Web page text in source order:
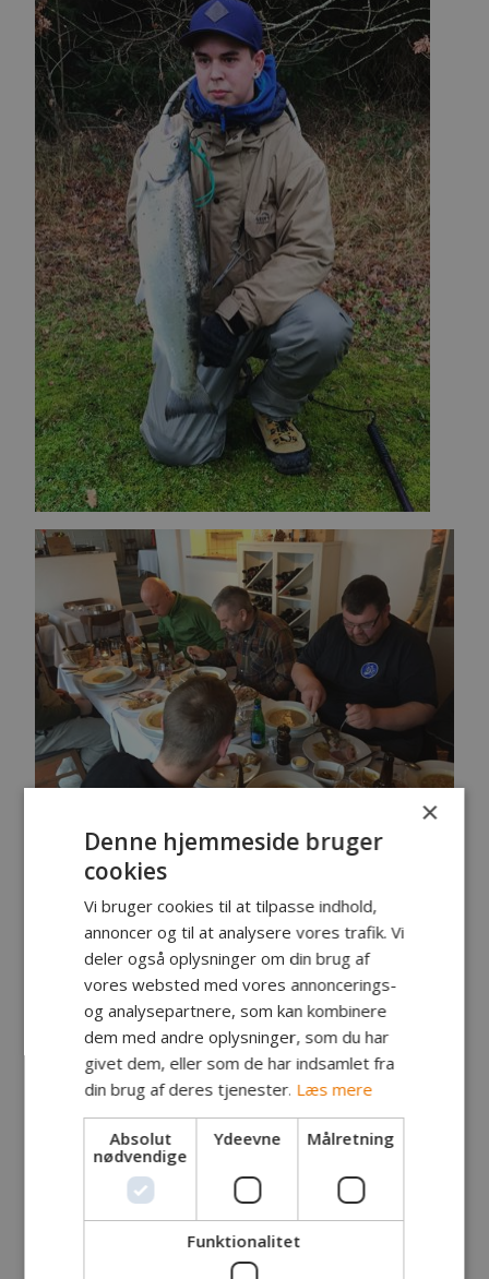
Tak til alle deltagere for en hyggelig tur.
Måske ses vi der til næste år. Hvis du er heldig.
Vindere af Ørred 2018 blev:
1. Mats Schroeter. 6,3 kg
2. Thomas Hansen. 4,75 kg
×
Denne hjemmeside bruger
cookies
Vi bruger cookies til at tilpasse indhold,
annoncer og til at analysere vores trafik. Vi
deler også oplysninger om din brug af
vores websted med vores annoncerings-
og analysepartnere, som kan kombinere
dem med andre oplysninger, som du har
givet dem, eller som de har indsamlet fra
din brug af deres tjenester. Læs mere
Absolut
nødvendige
Ydeevne Målretning
Funktionalitet